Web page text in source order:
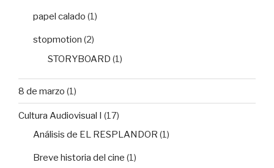
papel calado (1)
stopmotion (2)
STORYBOARD (1)
8 de marzo (1)
Cultura Audiovisual I (17)
Análisis de EL RESPLANDOR (1)
Breve historia del cine (1)